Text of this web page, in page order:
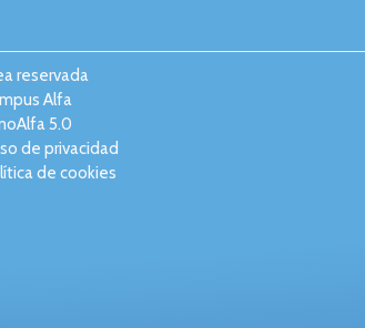
reservada
Alfa
5.0
de privacidad
de cookies